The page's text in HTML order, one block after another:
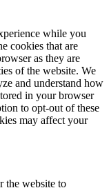
while you
cookies that are
as they are
of the website. We
and understand how
in your browser
to opt-out of these
may affect your
the website to